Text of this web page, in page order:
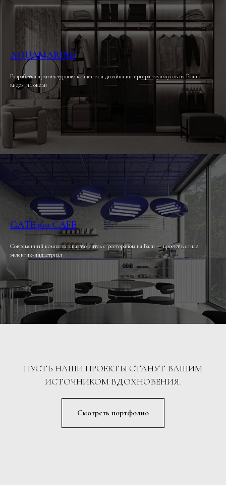
AQUAMARINE
Разработка архитектурного концепта и дизайна интерьера таунхаусов на Бали с
видом на океан
GATE360 CAFE
Современный комплекс апартаментов с рестораном на Бали — проект в стиле
эклектик-индастриал
ПУСТЬ НАШИ ПРОЕКТЫ СТАНУТ ВАШИМ
ИСТОЧНИКОМ ВДОХНОВЕНИЯ.
Смотреть портфолио